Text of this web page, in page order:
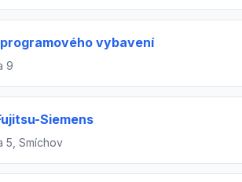
vybavení
9
Siemens
5, Smíchov